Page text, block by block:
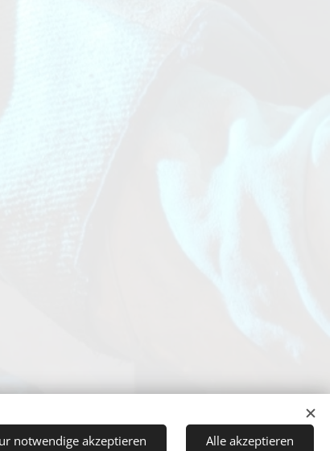
Sprachen
notwendige akzeptieren Alle akzeptieren